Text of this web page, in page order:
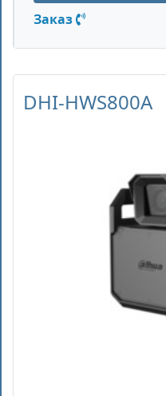
Заказ
DHI-HWS800A